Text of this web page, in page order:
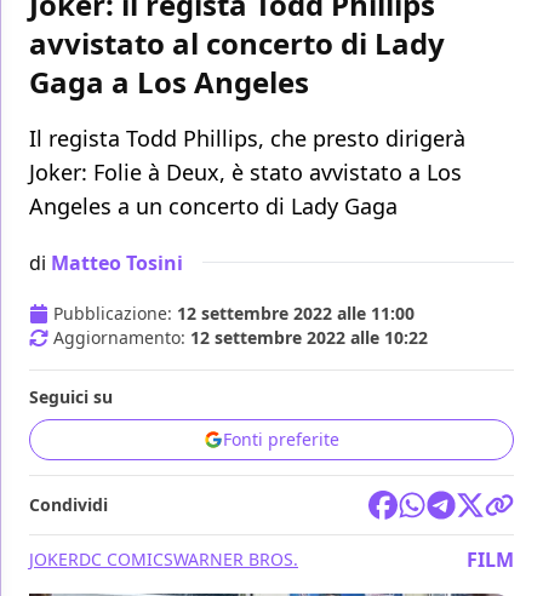
avvistato al concerto di Lady
Gaga a Los Angeles
Il regista Todd Phillips, che presto dirigerà
Joker: Folie à Deux, è stato avvistato a Los
Angeles a un concerto di Lady Gaga
di Matteo Tosini
Pubblicazione: 12 settembre 2022 alle 11:00
Aggiornamento: 12 settembre 2022 alle 10:22
Seguici su
Fonti preferite
Condividi
JOKERDC COMICSWARNER BROS. FILM